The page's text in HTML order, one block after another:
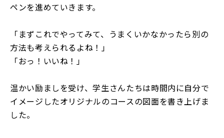
ペンを進めていきます。
「まずこれでやってみて、うまくいかなかったら別の
方法も考えられるよね！」
「おっ！いいね！」
温かい励ましを受け、学生さんたちは時間内に自分で
イメージしたオリジナルのコースの図面を書き上げま
した。